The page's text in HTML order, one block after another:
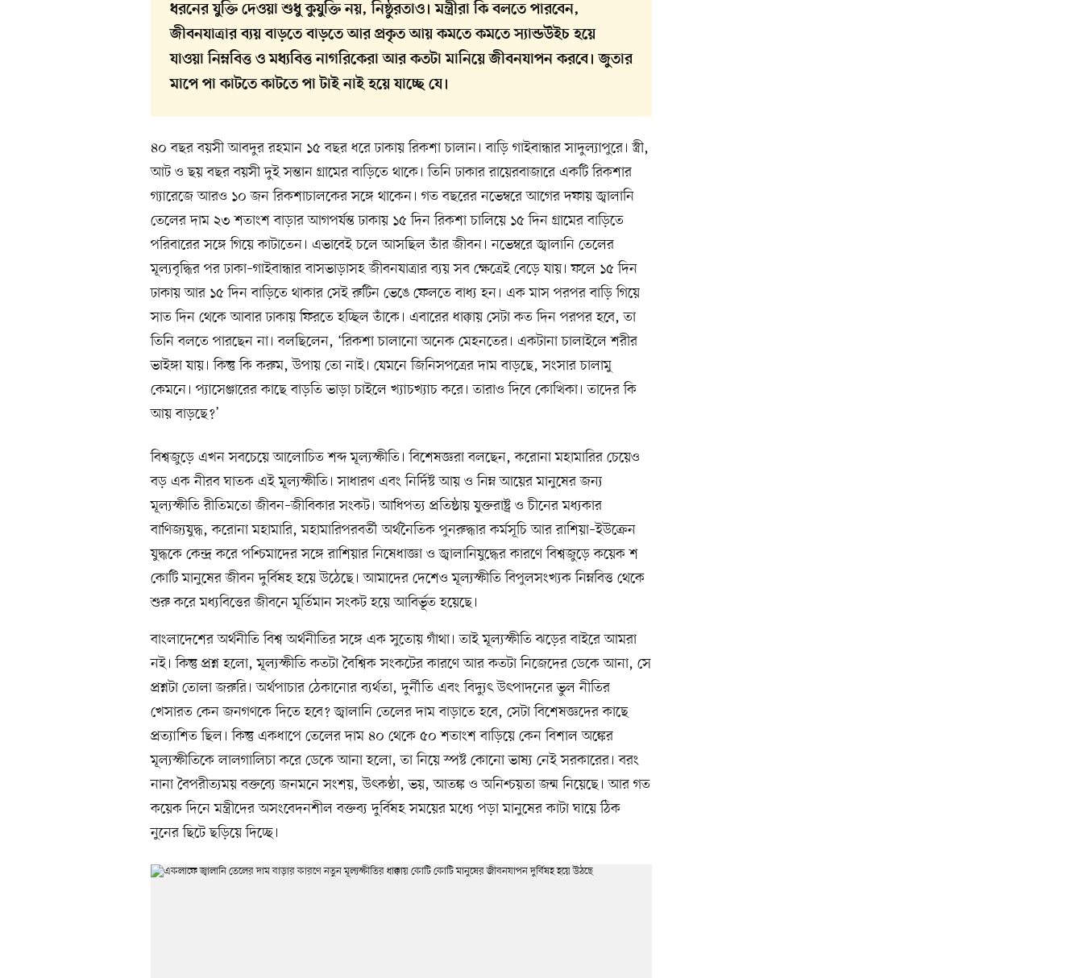
ধরনের যুক্তি দেওয়া শুধু কুযুক্তি নয়, নিষ্ঠুরতাও। মন্ত্রীরা কি বলতে পারবেন,
জীবনযাত্রার ব্যয় বাড়তে বাড়তে আর প্রকৃত আয় কমতে কমতে স্যান্ডউইচ হয়ে
যাওয়া নিম্নবিত্ত ও মধ্যবিত্ত নাগরিকেরা আর কতটা মানিয়ে জীবনযাপন করবে। জুতার
মাপে পা কাটতে কাটতে পা টাই নাই হয়ে যাচ্ছে যে।
৪০ বছর বয়সী আবদুর রহমান ১৫ বছর ধরে ঢাকায় রিকশা চালান। বাড়ি গাইবান্ধার সাদুল্যাপুরে। স্ত্রী,
আট ও ছয় বছর বয়সী দুই সন্তান গ্রামের বাড়িতে থাকে। তিনি ঢাকার রায়েরবাজারে একটি রিকশার
গ্যারেজে আরও ১০ জন রিকশাচালকের সঙ্গে থাকেন। গত বছরের নভেম্বরে আগের দফায় জ্বালানি
তেলের দাম ২৩ শতাংশ বাড়ার আগপর্যন্ত ঢাকায় ১৫ দিন রিকশা চালিয়ে ১৫ দিন গ্রামের বাড়িতে
পরিবারের সঙ্গে গিয়ে কাটাতেন। এভাবেই চলে আসছিল তাঁর জীবন। নভেম্বরে জ্বালানি তেলের
মূল্যবৃদ্ধির পর ঢাকা–গাইবান্ধার বাসভাড়াসহ জীবনযাত্রার ব্যয় সব ক্ষেত্রেই বেড়ে যায়। ফলে ১৫ দিন
ঢাকায় আর ১৫ দিন বাড়িতে থাকার সেই রুটিন ভেঙে ফেলতে বাধ্য হন। এক মাস পরপর বাড়ি গিয়ে
সাত দিন থেকে আবার ঢাকায় ফিরতে হচ্ছিল তাঁকে। এবারের ধাক্কায় সেটা কত দিন পরপর হবে, তা
তিনি বলতে পারছেন না। বলছিলেন, ‘রিকশা চালানো অনেক মেহনতের। একটানা চালাইলে শরীর
ভাইঙ্গা যায়। কিন্তু কি করুম, উপায় তো নাই। যেমনে জিনিসপত্রের দাম বাড়ছে, সংসার চালামু
কেমনে। প্যাসেঞ্জারের কাছে বাড়তি ভাড়া চাইলে খ্যাচখ্যাচ করে। তারাও দিবে কোত্থিকা। তাদের কি
আয় বাড়ছে?’
বিশ্বজুড়ে এখন সবচেয়ে আলোচিত শব্দ মূল্যস্ফীতি। বিশেষজ্ঞরা বলছেন, করোনা মহামারির চেয়েও
বড় এক নীরব ঘাতক এই মূল্যস্ফীতি। সাধারণ এবং নির্দিষ্ট আয় ও নিম্ন আয়ের মানুষের জন্য
মূল্যস্ফীতি রীতিমতো জীবন–জীবিকার সংকট। আধিপত্য প্রতিষ্ঠায় যুক্তরাষ্ট্র ও চীনের মধ্যকার
বাণিজ্যযুদ্ধ, করোনা মহামারি, মহামারিপরবর্তী অর্থনৈতিক পুনরুদ্ধার কর্মসূচি আর রাশিয়া–ইউক্রেন
যুদ্ধকে কেন্দ্র করে পশ্চিমাদের সঙ্গে রাশিয়ার নিষেধাজ্ঞা ও জ্বালানিযুদ্ধের কারণে বিশ্বজুড়ে কয়েক শ
কোটি মানুষের জীবন দুর্বিষহ হয়ে উঠেছে। আমাদের দেশেও মূল্যস্ফীতি বিপুলসংখ্যক নিম্নবিত্ত থেকে
শুরু করে মধ্যবিত্তের জীবনে মূর্তিমান সংকট হয়ে আবির্ভূত হয়েছে।
বাংলাদেশের অর্থনীতি বিশ্ব অর্থনীতির সঙ্গে এক সুতোয় গাঁথা। তাই মূল্যস্ফীতি ঝড়ের বাইরে আমরা
নই। কিন্তু প্রশ্ন হলো, মূল্যস্ফীতি কতটা বৈশ্বিক সংকটের কারণে আর কতটা নিজেদের ডেকে আনা, সে
প্রশ্নটা তোলা জরুরি। অর্থপাচার ঠেকানোর ব্যর্থতা, দুর্নীতি এবং বিদ্যুৎ উৎপাদনের ভুল নীতির
খেসারত কেন জনগণকে দিতে হবে? জ্বালানি তেলের দাম বাড়াতে হবে, সেটা বিশেষজ্ঞদের কাছে
প্রত্যাশিত ছিল। কিন্তু একধাপে তেলের দাম ৪০ থেকে ৫০ শতাংশ বাড়িয়ে কেন বিশাল অঙ্কের
মূল্যস্ফীতিকে লালগালিচা করে ডেকে আনা হলো, তা নিয়ে স্পষ্ট কোনো ভাষ্য নেই সরকারের। বরং
নানা বৈপরীত্যময় বক্তব্যে জনমনে সংশয়, উৎকণ্ঠা, ভয়, আতঙ্ক ও অনিশ্চয়তা জন্ম নিয়েছে। আর গত
কয়েক দিনে মন্ত্রীদের অসংবেদনশীল বক্তব্য দুর্বিষহ সময়ের মধ্যে পড়া মানুষের কাটা ঘায়ে ঠিক
নুনের ছিটে ছড়িয়ে দিচ্ছে।